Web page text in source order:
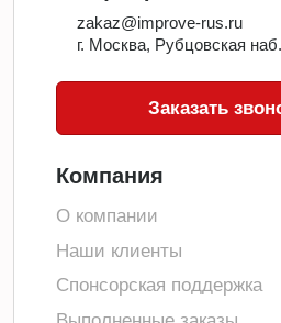
zakaz@improve-rus.ru
г. Москва, Рубцовская
Заказать
Компания
О компании
Наши клиенты
Спонсорская поддержка